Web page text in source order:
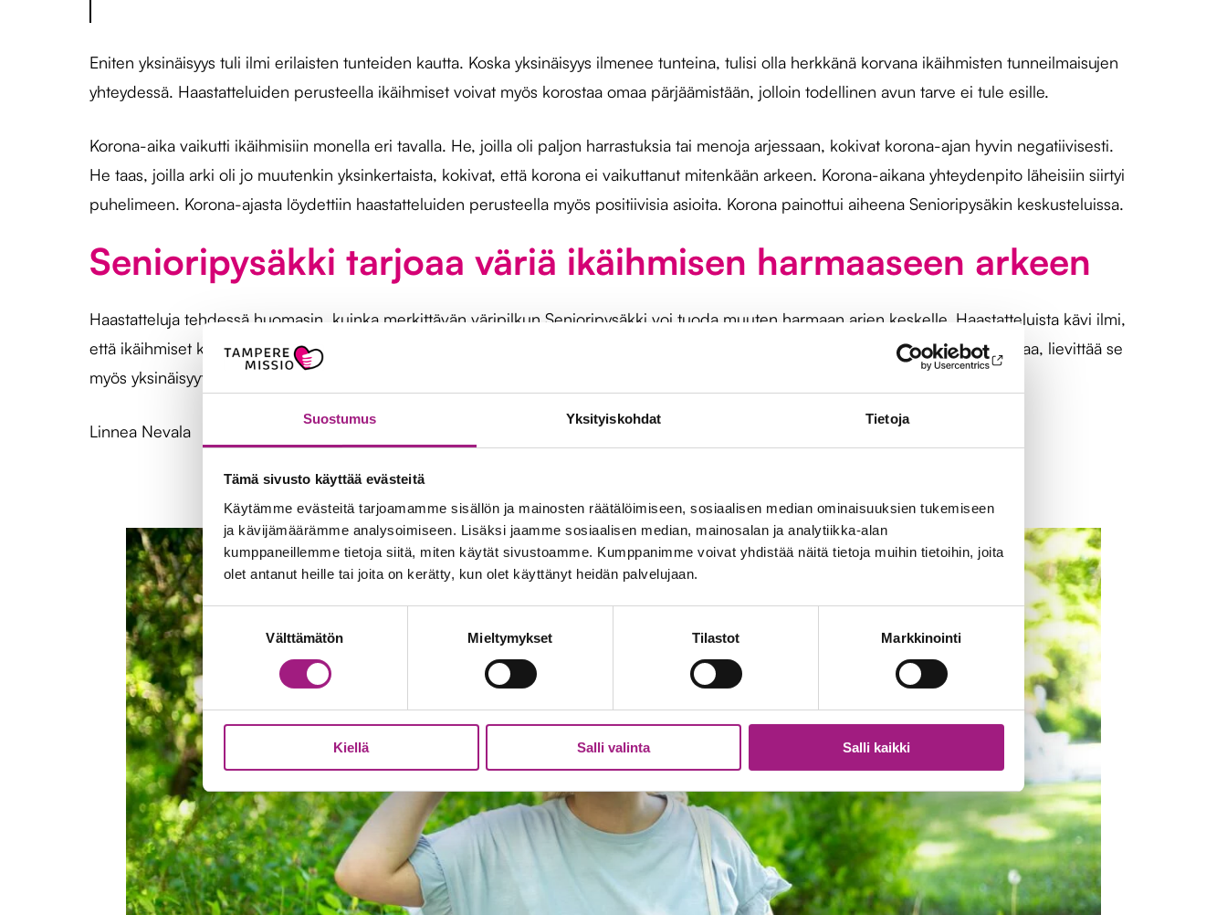
Suostumus Yksityiskohdat Tietoja
Tämä sivusto käyttää evästeitä
Käytämme evästeitä tarjoamamme sisällön ja mainosten räätälöimiseen, sosiaalisen median ominaisuuksien tukemiseen
ja kävijämäärämme analysoimiseen. Lisäksi jaamme sosiaalisen median, mainosalan ja analytiikka-alan
kumppaneillemme tietoja siitä, miten käytät sivustoamme. Kumppanimme voivat yhdistää näitä tietoja muihin tietoihin, joita
olet antanut heille tai joita on kerätty, kun olet käyttänyt heidän palvelujaan.
Suostumuksen
valinta
Välttämätön Mieltymykset Tilastot Markkinointi
Kiellä Salli valinta Salli kaikki
Eniten yksinäisyys tuli ilmi erilaisten tunteiden kautta. Koska yksinäisyys ilmenee tunteina, tulisi olla herkkänä korvana ikäihmisten tunneilmaisujen
yhteydessä. Haastatteluiden perusteella ikäihmiset voivat myös korostaa omaa pärjäämistään, jolloin todellinen avun tarve ei tule esille.
Korona-aika vaikutti ikäihmisiin monella eri tavalla. He, joilla oli paljon harrastuksia tai menoja arjessaan, kokivat korona-ajan hyvin negatiivisesti.
He taas, joilla arki oli jo muutenkin yksinkertaista, kokivat, että korona ei vaikuttanut mitenkään arkeen. Korona-aikana yhteydenpito läheisiin siirtyi
puhelimeen. Korona-ajasta löydettiin haastatteluiden perusteella myös positiivisia asioita. Korona painottui aiheena Senioripysäkin keskusteluissa.
Senioripysäkki tarjoaa väriä ikäihmisen harmaaseen arkeen
Haastatteluja tehdessä huomasin, kuinka merkittävän väripilkun Senioripysäkki voi tuoda muuten harmaan arjen keskelle. Haastatteluista kävi ilmi,
että ikäihmiset kovasti odottavat kalenteriin merkittyä seuraavaa tapaamista tai ryhmäkeskustelua. Kun arjessa on jotakin, mitä odottaa, lievittää se
myös yksinäisyyttä.
Linnea Nevala